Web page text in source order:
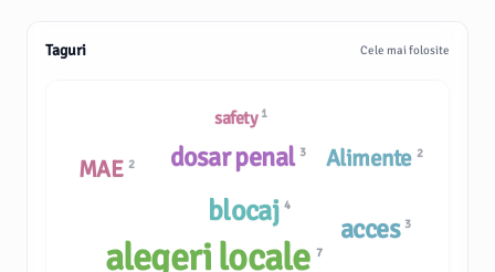
Taguri Cele mai folosite
safety 1
Alimente 2
blocaj4
dosar penal 3
acces 3
MAE 2
alegeri locale7